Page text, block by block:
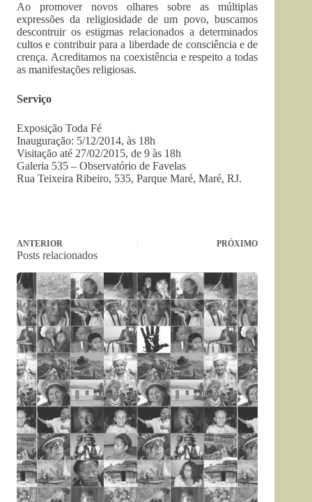
Ao promover novos olhares sobre as múltiplas
expressões da religiosidade de um povo, buscamos
descontruir os estigmas relacionados a determinados
cultos e contribuir para a liberdade de consciência e de
crença. Acreditamos na coexistência e respeito a todas
as manifestações religiosas.
Serviço
Exposição Toda Fé
Inauguração: 5/12/2014, às 18h
Visitação até 27/02/2015, de 9 às 18h
Galeria 535 – Observatório de Favelas
Rua Teixeira Ribeiro, 535, Parque Maré, Maré, RJ.
ANTERIOR PRÓXIMO
Posts relacionados